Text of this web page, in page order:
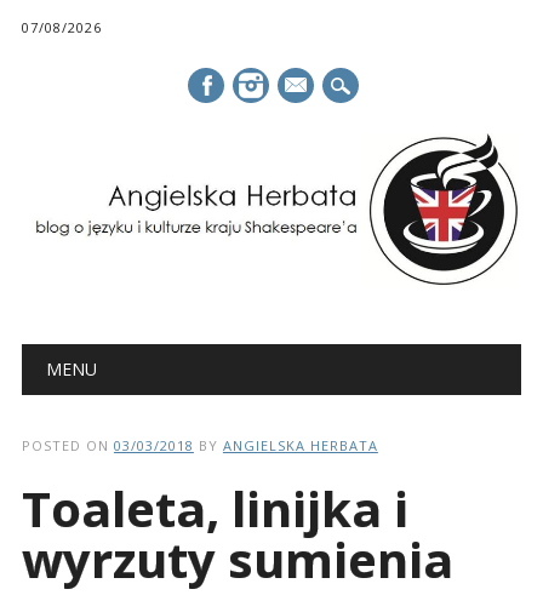
07/08/2026
mail
Main menu
MENU
POSTED ON 03/03/2018 BY ANGIELSKA HERBATA
Toaleta, linijka i
wyrzuty sumienia